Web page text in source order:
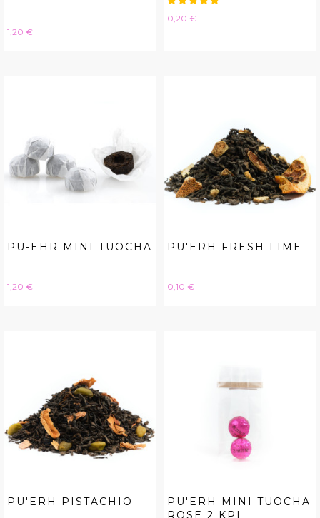
Hinta
1,20 €
Hinta
0,20 €
PU-EHR MINI TUOCHA
Hinta
1,20 €
PU'ERH FRESH LIME
Hinta
0,10 €
PU'ERH PISTACHIO
PU'ERH MINI TUOCHA
ROSE 2 KPL